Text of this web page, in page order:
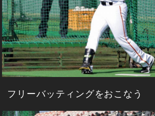
フリーバッティングをおこなう